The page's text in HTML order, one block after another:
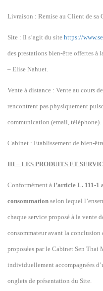
Livraison : Remise au Client de sa
Site : Il s’agit du site https://
des prestations bien-être offertes à
– Elise Nahuet.
Vente à distance : Vente au cours
rencontrent pas physiquement
communication (email, téléphone).
Cabinet : Etablissement de bien-
III – LES PRODUITS ET
Conformément à l’article L. 111-1
consommation selon lequel
chaque service proposé à la vente
consommateur avant la conclusion
proposées parle Cabinet Sen Thai
individuellement accompagnées
onglets de présentation du Site.